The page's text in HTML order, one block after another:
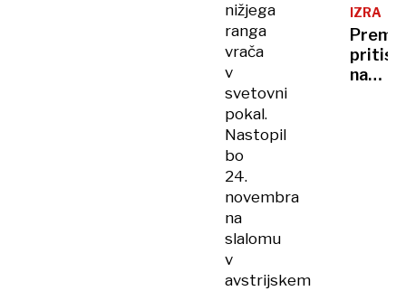
nižjega
ranga
vrača
v
svetovni
pokal.
Nastopil
bo
24.
novembra
na
slalomu
v
avstrijskem
IZRAEL
na